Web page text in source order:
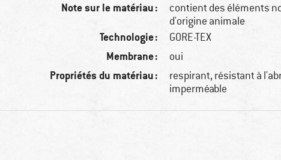
Note sur le matériau :
contient des éléments
d'origine animale
Technologie : GORE-TEX
Membrane : oui
Propriétés du matériau :
respirant, résistant à
imperméable